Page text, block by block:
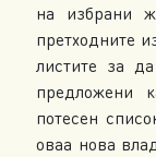
на избрани
претходните
листите за
предложени
потесен
оваа нова